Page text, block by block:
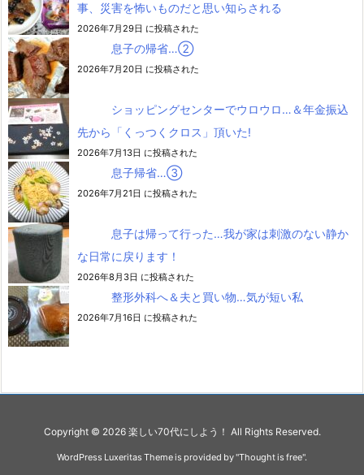
事、災害を怖いものだと思い知らされる
2026年7月29日 に投稿された
息子の帰省…②
2026年7月20日 に投稿された
ショッピングセンターでウロウロ…＆年金振込
先から「くっつくクロス」頂いた!
2026年7月13日 に投稿された
息子帰省…③
2026年7月21日 に投稿された
息子は帰って行った…我が家は刺激のない静か
な日常に戻ります！
2026年8月3日 に投稿された
整形外科へ＆夫と買い物…気が短い私
2026年7月16日 に投稿された
Copyright © 2026 楽しい70代にしよう！ All Rights Reserved.
WordPress Luxeritas Theme is provided by "Thought is free".